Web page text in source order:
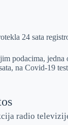
24 sata
podacima,
na Covid-19
radio